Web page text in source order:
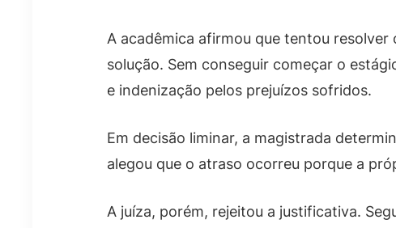
A acadêmica afirmou que tentou
solução. Sem conseguir começar o
e indenização pelos prejuízos sofridos.
Em decisão liminar, a magistrada
alegou que o atraso ocorreu porque a
A juíza, porém, rejeitou a justificativa.